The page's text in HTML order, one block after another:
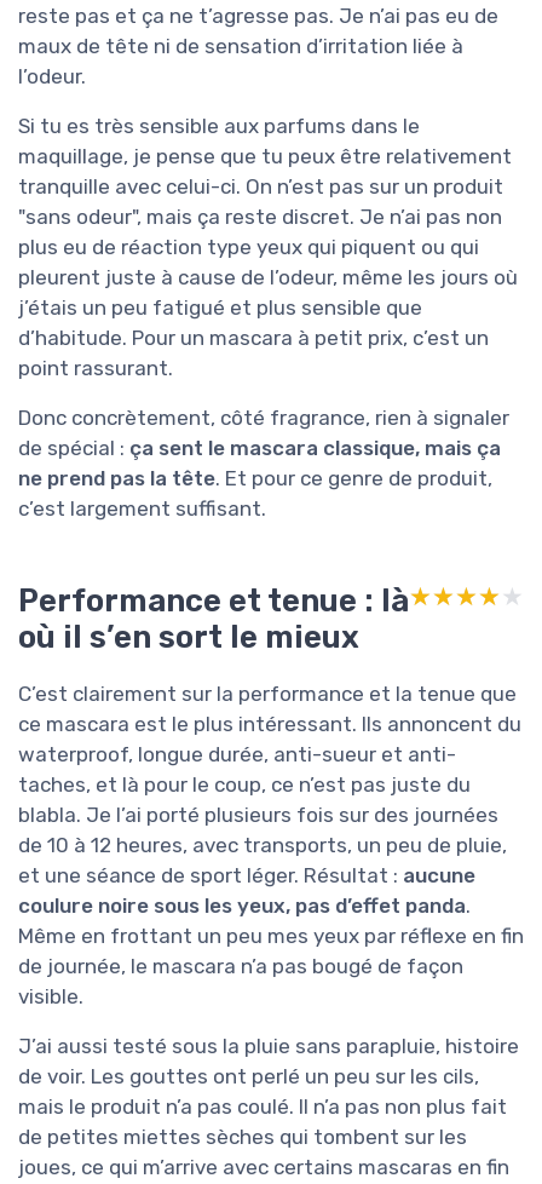
reste pas et ça ne t’agresse pas. Je n’ai pas eu de
maux de tête ni de sensation d’irritation liée à
l’odeur.
Si tu es très sensible aux parfums dans le
maquillage, je pense que tu peux être relativement
tranquille avec celui-ci. On n’est pas sur un produit
"sans odeur", mais ça reste discret. Je n’ai pas non
plus eu de réaction type yeux qui piquent ou qui
pleurent juste à cause de l’odeur, même les jours où
j’étais un peu fatigué et plus sensible que
d’habitude. Pour un mascara à petit prix, c’est un
point rassurant.
Donc concrètement, côté fragrance, rien à signaler
de spécial : ça sent le mascara classique, mais ça
ne prend pas la tête. Et pour ce genre de produit,
c’est largement suffisant.
Performance et tenue : là
où il s’en sort le mieux
★★★★★
★★★★★
C’est clairement sur la performance et la tenue que
ce mascara est le plus intéressant. Ils annoncent du
waterproof, longue durée, anti-sueur et anti-
taches, et là pour le coup, ce n’est pas juste du
blabla. Je l’ai porté plusieurs fois sur des journées
de 10 à 12 heures, avec transports, un peu de pluie,
et une séance de sport léger. Résultat : aucune
coulure noire sous les yeux, pas d’effet panda.
Même en frottant un peu mes yeux par réflexe en fin
de journée, le mascara n’a pas bougé de façon
visible.
J’ai aussi testé sous la pluie sans parapluie, histoire
de voir. Les gouttes ont perlé un peu sur les cils,
mais le produit n’a pas coulé. Il n’a pas non plus fait
de petites miettes sèches qui tombent sur les
joues, ce qui m’arrive avec certains mascaras en fin